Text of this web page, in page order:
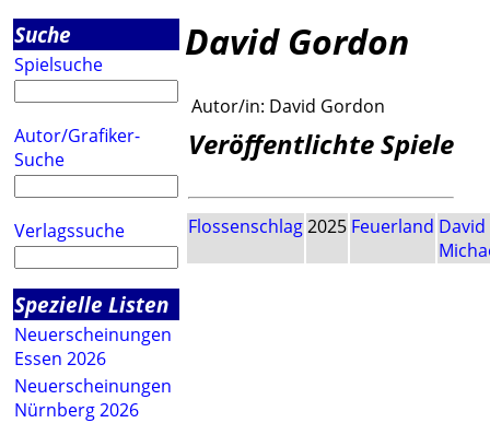
Suche
Spielsuche
Autor/Grafiker-
Suche
Verlagssuche
Spezielle Listen
Neuerscheinungen
Essen 2026
Neuerscheinungen
Nürnberg 2026
David Gordon
Autor/in: David Gordon
Veröffentlichte Spiele
Flossenschlag2025 Feuerland